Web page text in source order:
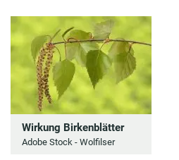
Wirkung Birkenblätter
Adobe Stock - Wolfilser